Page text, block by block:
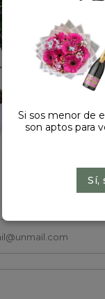
Si sos menor de
son aptos para